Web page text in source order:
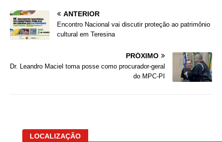
ANTERIOR
Encontro Nacional vai discutir proteção ao patrimônio
cultural em Teresina
PRÓXIMO
Dr. Leandro Maciel toma posse como procurador-geral
do MPC-PI
LOCALIZAÇÃO